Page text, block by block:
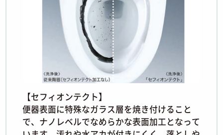
【セフィオンテクト】
便器表面に特殊なガラス層を焼き付けること
で、ナノレベルでなめらかな表面加工となって